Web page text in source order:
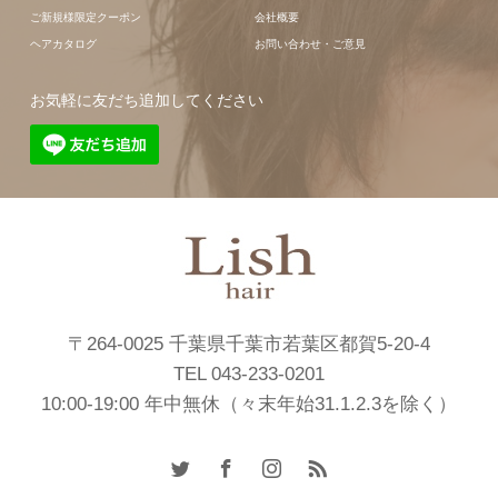
ご新規様限定クーポン
ヘアカタログ
会社概要
お問い合わせ・ご意見
お気軽に友だち追加してください
〒264-0025 千葉県千葉市若葉区都賀5-20-4
TEL 043-233-0201
10:00-19:00 年中無休（々末年始31.1.2.3を除く）